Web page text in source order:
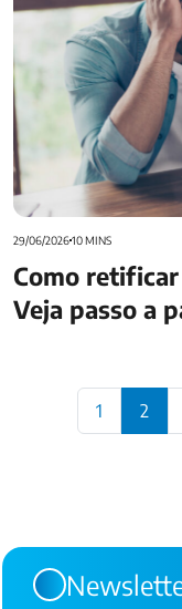
29/06/202610 MINS
Como
Veja passo a
1 2